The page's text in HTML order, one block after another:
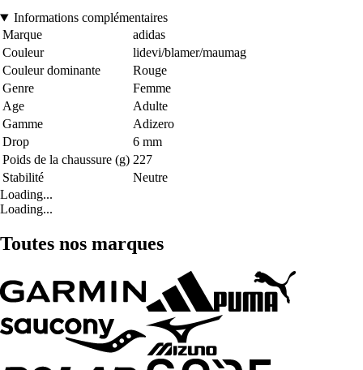
Informations complémentaires
Marque
adidas
Couleur
lidevi/blamer/maumag
Couleur dominante
Rouge
Genre
Femme
Age
Adulte
Gamme
Adizero
Drop
6 mm
Poids de la chaussure (g) 227
Stabilité
Neutre
Loading...
Loading...
Toutes nos marques